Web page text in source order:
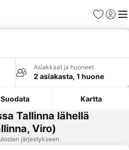
Suosikit
Asiakkaat ja huoneet
2 asiakasta, 1 huone
Suodata Kartta
Tallinna lähellä
Viro)
järjestykseen